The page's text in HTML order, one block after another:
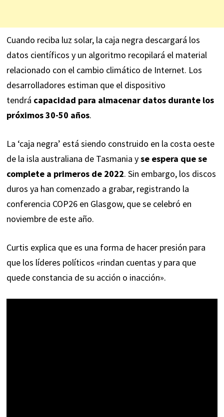
Cuando reciba luz solar, la caja negra descargará los
datos científicos y un algoritmo recopilará el material
relacionado con el cambio climático de Internet. Los
desarrolladores estiman que el dispositivo
tendrá capacidad para almacenar datos durante los
próximos 30-50 años.
La ‘caja negra’ está siendo construido en la costa oeste
de la isla australiana de Tasmania yse espera que se
complete a primeros de 2022. Sin embargo, los discos
duros ya han comenzado a grabar, registrando la
conferencia COP26 en Glasgow, que se celebró en
noviembre de este año.
Curtis explica que es una forma de hacer presión para
que los líderes políticos «rindan cuentas y para que
quede constancia de su acción o inacción».